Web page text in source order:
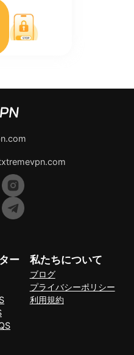
ー 私たちについて
ブログ
プライバシーポリシー
利用規約